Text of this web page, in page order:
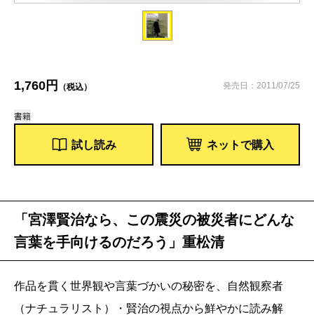
1,760円 （税込） 発売日：2011/07/25
書籍
試し読み ネットで購入
「宮澤賢治なら、この震災の被災者にどんな
言葉を手向けるのだろう」重松清
作品を貫く世界観や言葉づかいの秘密を、自然観察者
（ナチュラリスト）・賢治の視点から鮮やかに読み解